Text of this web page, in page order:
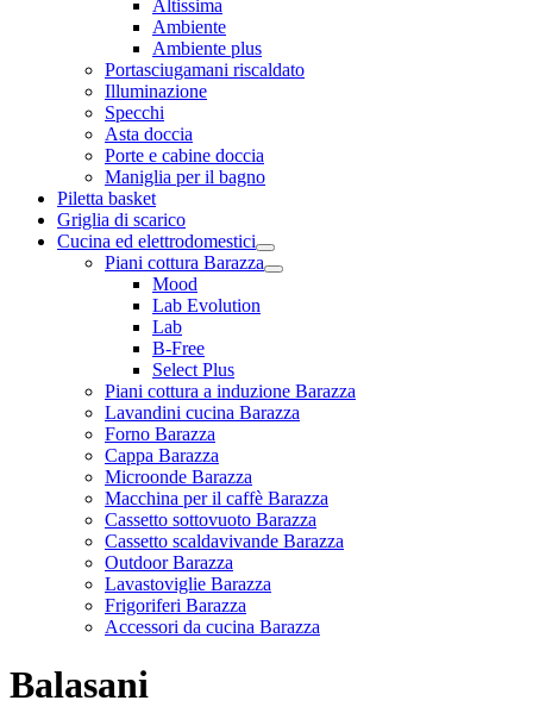
Altissima
Ambiente
Ambiente plus
Portasciugamani riscaldato
Illuminazione
Specchi
Asta doccia
Porte e cabine doccia
Maniglia per il bagno
Piletta basket
Griglia di scarico
Cucina ed elettrodomestici
Piani cottura Barazza
Mood
Lab Evolution
Lab
B-Free
Select Plus
Piani cottura a induzione Barazza
Lavandini cucina Barazza
Forno Barazza
Cappa Barazza
Microonde Barazza
Macchina per il caffè Barazza
Cassetto sottovuoto Barazza
Cassetto scaldavivande Barazza
Outdoor Barazza
Lavastoviglie Barazza
Frigoriferi Barazza
Accessori da cucina Barazza
Balasani